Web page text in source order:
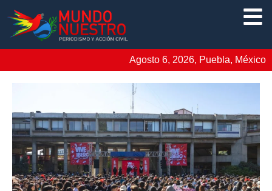
Agosto 6, 2026, Puebla, México